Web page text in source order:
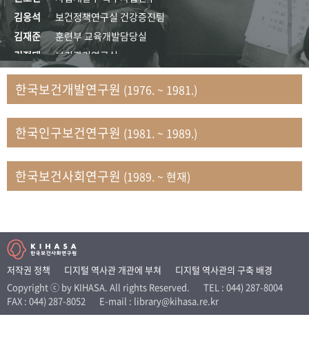
50+1주년 기념
성과 50선 숫자로 보는 50년
세계와 함께 한 KIHASA
VR 역사관
김응석
보건정책연구실 건강증진팀
김재준
훈련부 교육개발담당실
김정태
보건관리연구실
김지자
연구부 사회개발담당실
김태룡
조사평가부 연구과
문현상
가족복지연구실 인구가족연구팀
박인화
보건정책연구실
박재빈
연구부 인구역학담당실
변종화
보건정책연구실 건강증진팀
송건용
보건정책연구실
송태민
정보통계연구실 빅데이터연구센터
신희설
사업개발부 국제협력연구실
이규식
의료보험연구실
이문기
훈련부
한국보건개발연구원 (1976. ~ 1981.)
한국인구보건연구원 (1981. ~ 1989.)
한국보건사회연구원 (1989. ~ 현재)
저작권 정책 디지털 역사관 개관에 부쳐
디지털 역사관의 구축 배경
Copyright ⓒ by KIHASA. All rights Reserved.
TEL : 044) 287-8004
FAX : 044) 287-8052
E-mail : library@kihasa.re.kr